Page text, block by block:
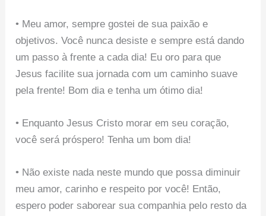
• Meu amor, sempre gostei de sua paixão e
objetivos. Você nunca desiste e sempre está dando
um passo à frente a cada dia! Eu oro para que
Jesus facilite sua jornada com um caminho suave
pela frente! Bom dia e tenha um ótimo dia!
• Enquanto Jesus Cristo morar em seu coração,
você será próspero! Tenha um bom dia!
• Não existe nada neste mundo que possa diminuir
meu amor, carinho e respeito por você! Então,
espero poder saborear sua companhia pelo resto da